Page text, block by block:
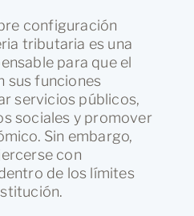
configuración
tributaria es una
para que el
sus funciones
servicios públicos,
sociales y promover
Sin embargo,
con
de los límites